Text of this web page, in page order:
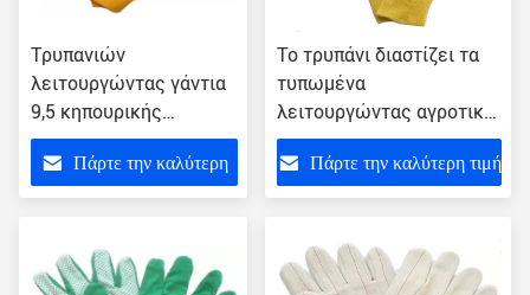
Τρυπανιών
λειτουργώντας γάντια
9,5 κηπουρικής
γυναικών βαμβακιού &
πολυεστέρα PVC
πολικά τυπωμένα
Πάρτε την καλύτερη
Το τρυπάνι διαστίζει τα
τυπωμένα
λειτουργώντας αγροτικά
λειτουργώντας γάντια 9,5
" ή 10,5 " γαντιών χεριών
Πάρτε την καλύτερη τιμή